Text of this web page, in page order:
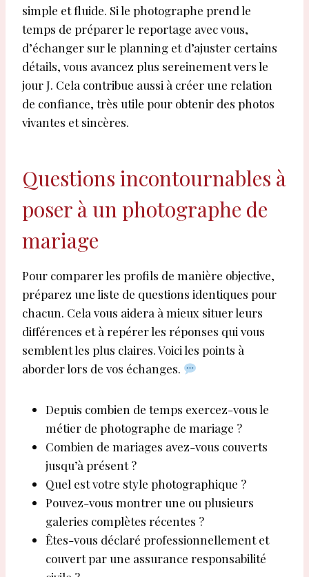
simple et fluide. Si le photographe prend le
temps de préparer le reportage avec vous,
d’échanger sur le planning et d’ajuster certains
détails, vous avancez plus sereinement vers le
jour J. Cela contribue aussi à créer une relation
de confiance, très utile pour obtenir des photos
vivantes et sincères.
Questions incontournables à
poser à un photographe de
mariage
Pour comparer les profils de manière objective,
préparez une liste de questions identiques pour
chacun. Cela vous aidera à mieux situer leurs
différences et à repérer les réponses qui vous
semblent les plus claires. Voici les points à
aborder lors de vos échanges.
Depuis combien de temps exercez-vous le
métier de photographe de mariage ?
Combien de mariages avez-vous couverts
jusqu’à présent ?
Quel est votre style photographique ?
Pouvez-vous montrer une ou plusieurs
galeries complètes récentes ?
Êtes-vous déclaré professionnellement et
couvert par une assurance responsabilité